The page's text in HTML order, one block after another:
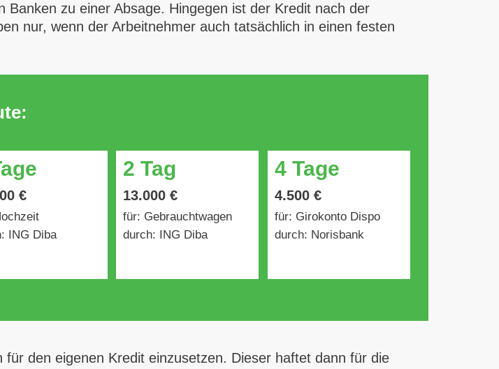
zu einer Absage. Hingegen ist der Kredit nach der
nur, wenn der Arbeitnehmer auch tatsächlich in einen festen
€
ING Diba
2 Tag
13.000 €
für: Gebrauchtwagen
durch: ING Diba
4 Tage
4.500 €
für: Girokonto Dispo
durch: Norisbank
den eigenen Kredit einzusetzen. Dieser haftet dann für die